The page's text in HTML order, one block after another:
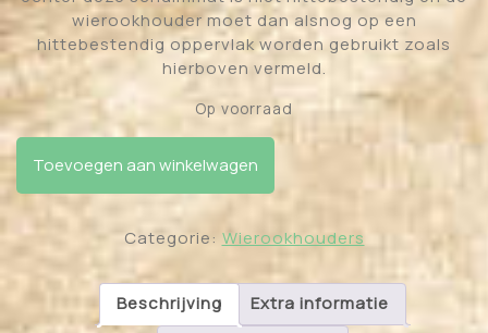
wierookhouder moet dan alsnog op een
hittebestendig oppervlak worden gebruikt zoals
hierboven vermeld.
Op voorraad
Backflow wierook houder "magische ketel" aantal
Toevoegen aan winkelwagen
Categorie: Wierookhouders
Beschrijving
Extra informatie